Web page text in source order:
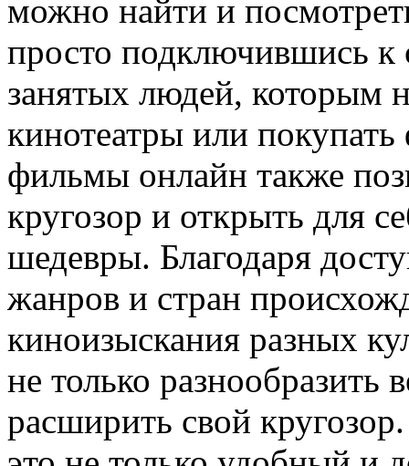
можно найти и
просто подключившись к
занятых людей, которым
кинотеатры или
фильмы онлайн также
кругозор и открыть для
шедевры. Благодаря
жанров и стран
киноизыскания разных
не только разнообразить
расширить свой